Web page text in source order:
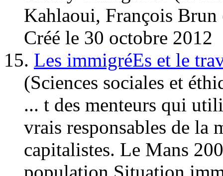
Kahlaoui, François
Créé le 30 octobre 2012
15. Les immigréEs et le
(Sciences sociales et
... t des menteurs qui
vrais responsables de la
capitalistes. Le Mans